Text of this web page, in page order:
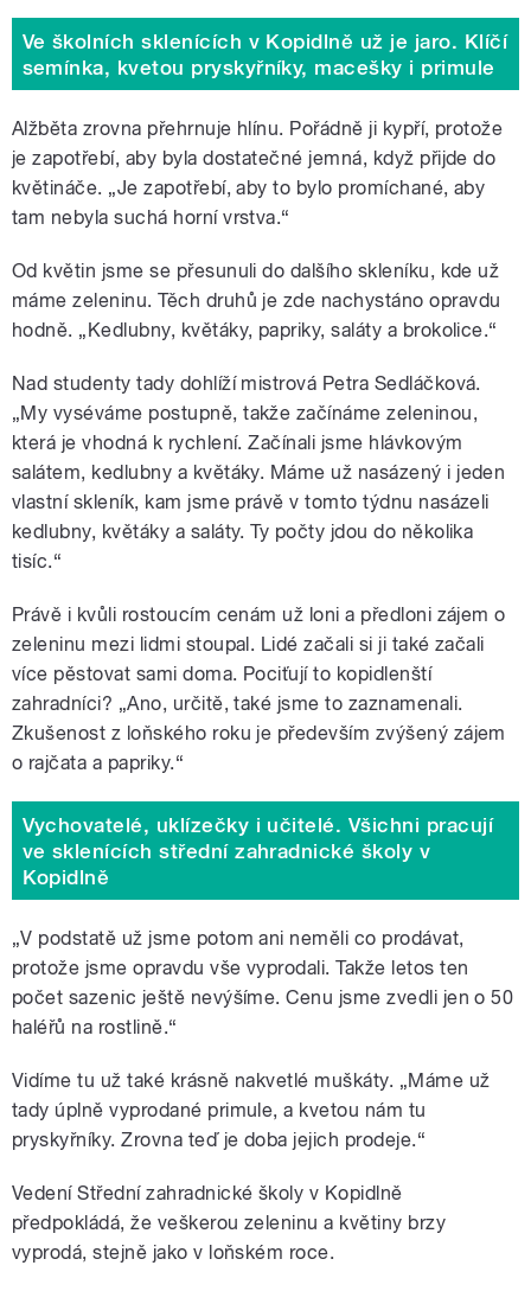
Ve školních sklenících v Kopidlně už je jaro. Klíčí
semínka, kvetou pryskyřníky, macešky i primule
Alžběta zrovna přehrnuje hlínu. Pořádně ji kypří, protože
je zapotřebí, aby byla dostatečné jemná, když přijde do
květináče. „Je zapotřebí, aby to bylo promíchané, aby
tam nebyla suchá horní vrstva.“
Od květin jsme se přesunuli do dalšího skleníku, kde už
máme zeleninu. Těch druhů je zde nachystáno opravdu
hodně. „Kedlubny, květáky, papriky, saláty a brokolice.“
Nad studenty tady dohlíží mistrová Petra Sedláčková.
„My vyséváme postupně, takže začínáme zeleninou,
která je vhodná k rychlení. Začínali jsme hlávkovým
salátem, kedlubny a květáky. Máme už nasázený i jeden
vlastní skleník, kam jsme právě v tomto týdnu nasázeli
kedlubny, květáky a saláty. Ty počty jdou do několika
tisíc.“
Právě i kvůli rostoucím cenám už loni a předloni zájem o
zeleninu mezi lidmi stoupal. Lidé začali si ji také začali
více pěstovat sami doma. Pociťují to kopidlenští
zahradníci? „Ano, určitě, také jsme to zaznamenali.
Zkušenost z loňského roku je především zvýšený zájem
o rajčata a papriky.“
Vychovatelé, uklízečky i učitelé. Všichni pracují
ve sklenících střední zahradnické školy v
Kopidlně
„V podstatě už jsme potom ani neměli co prodávat,
protože jsme opravdu vše vyprodali. Takže letos ten
počet sazenic ještě nevýšíme. Cenu jsme zvedli jen o 50
haléřů na rostlině.“
Vidíme tu už také krásně nakvetlé muškáty. „Máme už
tady úplně vyprodané primule, a kvetou nám tu
pryskyřníky. Zrovna teď je doba jejich prodeje.“
Vedení Střední zahradnické školy v Kopidlně
předpokládá, že veškerou zeleninu a květiny brzy
vyprodá, stejně jako v loňském roce.